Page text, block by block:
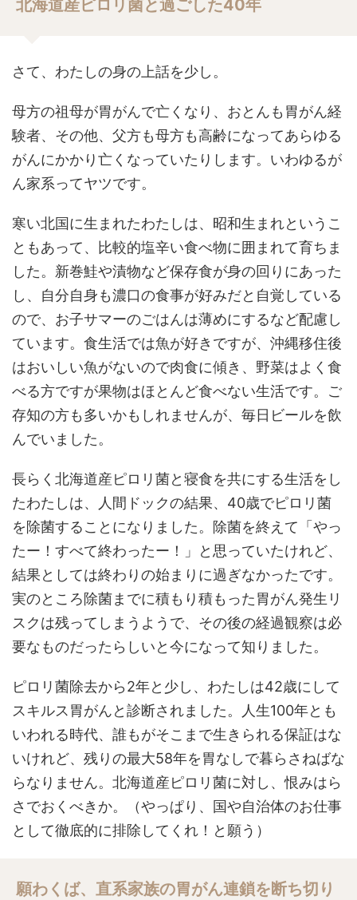
北海道産ピロリ菌と過ごした40年
さて、わたしの身の上話を少し。
母方の祖母が胃がんで亡くなり、おとんも胃がん経
験者、その他、父方も母方も高齢になってあらゆる
がんにかかり亡くなっていたりします。いわゆるが
ん家系ってヤツです。
寒い北国に生まれたわたしは、昭和生まれというこ
ともあって、比較的塩辛い食べ物に囲まれて育ちま
した。新巻鮭や漬物など保存食が身の回りにあった
し、自分自身も濃口の食事が好みだと自覚している
ので、お子サマーのごはんは薄めにするなど配慮し
ています。食生活では魚が好きですが、沖縄移住後
はおいしい魚がないので肉食に傾き、野菜はよく食
べる方ですが果物はほとんど食べない生活です。ご
存知の方も多いかもしれませんが、毎日ビールを飲
んでいました。
長らく北海道産ピロリ菌と寝食を共にする生活をし
たわたしは、人間ドックの結果、40歳でピロリ菌
を除菌することになりました。除菌を終えて「やっ
たー！すべて終わったー！」と思っていたけれど、
結果としては終わりの始まりに過ぎなかったです。
実のところ除菌までに積もり積もった胃がん発生リ
スクは残ってしまうようで、その後の経過観察は必
要なものだったらしいと今になって知りました。
ピロリ菌除去から2年と少し、わたしは42歳にして
スキルス胃がんと診断されました。人生100年とも
いわれる時代、誰もがそこまで生きられる保証はな
いけれど、残りの最大58年を胃なしで暮らさねばな
らなりません。北海道産ピロリ菌に対し、恨みはら
さでおくべきか。（やっぱり、国や自治体のお仕事
として徹底的に排除してくれ！と願う）
願わくば、直系家族の胃がん連鎖を断ち切り